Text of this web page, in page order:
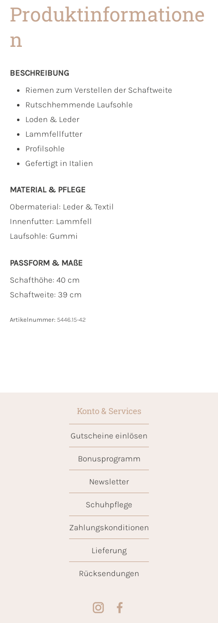
Produktinformatione
n
BESCHREIBUNG
Riemen zum Verstellen der Schaftweite
Rutschhemmende Laufsohle
Loden & Leder
Lammfellfutter
Profilsohle
Gefertigt in Italien
MATERIAL & PFLEGE
Obermaterial: Leder & Textil
Innenfutter: Lammfell
Laufsohle: Gummi
PASSFORM & MAẞE
Schafthöhe: 40 cm
Schaftweite: 39 cm
Artikelnummer: 5446.15-42
Konto & Services
Gutscheine einlösen
Bonusprogramm
Newsletter
Schuhpflege
Zahlungskonditionen
Lieferung
Rücksendungen